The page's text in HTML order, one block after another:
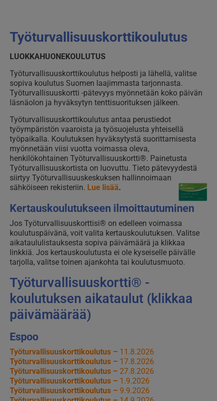
Työturvallisuuskorttikoulutus
LUOKKAHUONEKOULUTUS
Työturvallisuuskorttikoulutus helposti ja lähellä, valitse
sopiva koulutus Suomen laajimmasta tarjonnasta.
Työturvallisuuskortti -pätevyys myönnetään koko päivän
läsnäolon ja hyväksytyn tenttisuorituksen jälkeen.
Työturvallisuuskorttikoulutus antaa perustiedot
työympäristön vaaroista ja työsuojelusta yhteisellä
työpaikalla. Koulutuksen hyväksytystä suorittamisesta
myönnetään viisi vuotta voimassa oleva,
henkilökohtainen Työturvallisuuskortti®. Painetusta
Työturvallisuuskortista on luovuttu. Tieto pätevyydestä
siirtyy Työturvallisuuskeskuksen hallinnoimaan
sähköiseen rekisteriin. Lue lisää.
Kertauskoulutukseen ilmoittautuminen
Jos Työturvallisuuskorttisi® on edelleen voimassa
koulutuspäivänä, voit valita kertauskoulutuksen. Valitse
aikataululistauksesta sopiva päivämäärä ja klikkaa
linkkiä. Jos kertauskoulutusta ei ole kyseiselle päivälle
tarjolla, valitse toinen ajankohta tai koulutusmuoto.
Työturvallisuuskortti® -
koulutuksen aikataulut (klikkaa
päivämäärää)
Espoo
Työturvallisuuskorttikoulutus – 11.8.2026
Työturvallisuuskorttikoulutus – 17.8.2026
Työturvallisuuskorttikoulutus – 27.8.2026
Työturvallisuuskorttikoulutus – 1.9.2026
Työturvallisuuskorttikoulutus – 9.9.2026